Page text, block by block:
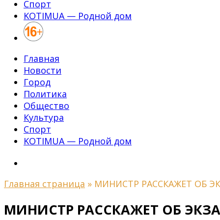
Спорт
KOTIMUA — Родной дом
Главная
Новости
Город
Политика
Общество
Культура
Спорт
KOTIMUA — Родной дом
Главная страница » МИНИСТР РАССКАЖЕТ ОБ
МИНИСТР РАССКАЖЕТ ОБ